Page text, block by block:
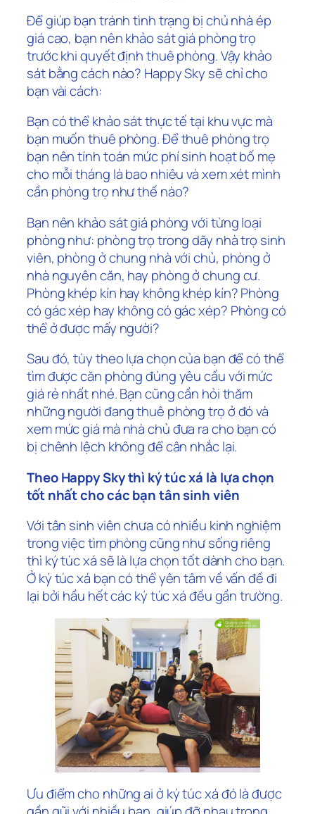
Để giúp bạn tránh tình trạng bị chủ nhà ép
giá cao, bạn nên khảo sát giá phòng trọ
trước khi quyết định thuê phòng. Vậy khảo
sát bằng cách nào? Happy Sky sẽ chỉ cho
bạn vài cách:
Bạn có thể khảo sát thực tế tại khu vực mà
bạn muốn thuê phòng. Để thuê phòng trọ
bạn nên tính toán mức phí sinh hoạt bố mẹ
cho mỗi tháng là bao nhiêu và xem xét mình
cần phòng trọ như thế nào?
Bạn nên khảo sát giá phòng với từng loại
phòng như: phòng trọ trong dãy nhà trọ sinh
viên, phòng ở chung nhà với chủ, phòng ở
nhà nguyên căn, hay phòng ở chung cư.
Phòng khép kín hay không khép kín? Phòng
có gác xép hay không có gác xép? Phòng có
thể ở được mấy người?
Sau đó, tùy theo lựa chọn của bạn để có thể
tìm được căn phòng đúng yêu cầu với mức
giá rẻ nhất nhé. Bạn cũng cần hỏi thăm
những người đang thuê phòng trọ ở đó và
xem mức giá mà nhà chủ đưa ra cho bạn có
bị chênh lệch không để cân nhắc lại.
Theo Happy Sky thì ký túc xá là lựa chọn
tốt nhất cho các bạn tân sinh viên
Với tân sinh viên chưa có nhiều kinh nghiệm
trong việc tìm phòng cũng như sống riêng
thì ký túc xá sẽ là lựa chọn tốt dành cho bạn.
Ở ký túc xá bạn có thể yên tâm về vấn đề đi
lại bởi hầu hết các ký túc xá đều gần trường.
Ưu điểm cho những ai ở ký túc xá đó là được